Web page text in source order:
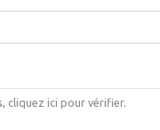
cliquez ici pour vérifier.